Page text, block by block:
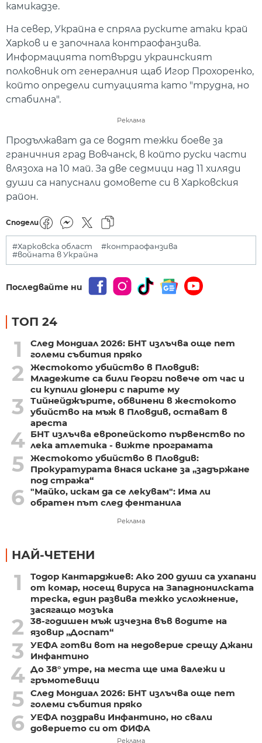
камикадзе.
На север, Украйна е спряла руските атаки край
Харков и е започнала контраофанзива.
Информацията потвърди украинският
полковник от генералния щаб Игор Прохоренко,
който определи ситуацията като "трудна, но
стабилна".
Реклама
Продължават да се водят тежки боеве за
граничния град Вовчанск, в който руски части
влязоха на 10 май. За две седмици над 11 хиляди
души са напуснали домовете си в Харковския
район.
Сподели
#Харковска област
#контраофанзива
#войната в Украйна
Последвайте ни
ТОП 24
1
След Мондиал 2026: БНТ излъчва още пет
големи събития пряко
2
Жестокото убийство в Пловдив:
Младежите са били Георги повече от час и
си купили дюнери с парите му
3
Тийнейджърите, обвинени в жестокото
убийство на мъж в Пловдив, остават в
ареста
4 БНТ излъчва европейското първенство по
лека атлетика - вижте програмата
5 Жестокото убийство в Пловдив:
Прокуратурата внася искане за „задържане
под стража“
6 "Майко, искам да се лекувам": Има ли
обратен път след фентанила
Реклама
НАЙ-ЧЕТЕНИ
1
Тодор Кантарджиев: Ако 200 души са ухапани
от комар, носещ вируса на Западнонилската
треска, един развива тежко усложнение,
засягащо мозъка
2
38-годишен мъж изчезна във водите на
язовир „Доспат“
3
УЕФА готви вот на недоверие срещу Джани
Инфантино
4 До 38° утре, на места ще има валежи и
гръмотевици
5 След Мондиал 2026: БНТ излъчва още пет
големи събития пряко
6 УЕФА поздрави Инфантино, но свали
доверието си от ФИФА
Реклама